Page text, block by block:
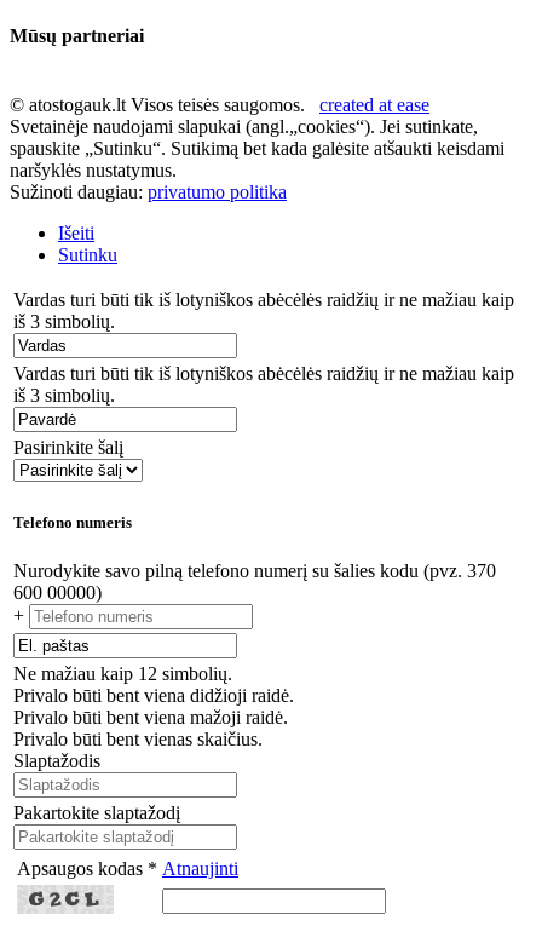
Mūsų partneriai
© atostogauk.lt Visos teisės saugomos. created at ease
Svetainėje naudojami slapukai (angl.„cookies“). Jei sutinkate,
spauskite „Sutinku“. Sutikimą bet kada galėsite atšaukti keisdami
naršyklės nustatymus.
Sužinoti daugiau: privatumo politika
Išeiti
Sutinku
Vardas turi būti tik iš lotyniškos abėcėlės raidžių ir ne mažiau kaip
iš 3 simbolių.
Vardas turi būti tik iš lotyniškos abėcėlės raidžių ir ne mažiau kaip
iš 3 simbolių.
Pasirinkite šalį
Telefono numeris
Nurodykite savo pilną telefono numerį su šalies kodu (pvz. 370
600 00000)
+
Ne mažiau kaip 12 simbolių.
Privalo būti bent viena didžioji raidė.
Privalo būti bent viena mažoji raidė.
Privalo būti bent vienas skaičius.
Slaptažodis
Pakartokite slaptažodį
Apsaugos kodas * Atnaujinti